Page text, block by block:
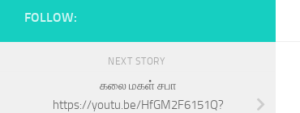
FOLLOW:
NEXT STORY
கலை மகள் சபா
https://youtu.be/HfGM2F6151Q?